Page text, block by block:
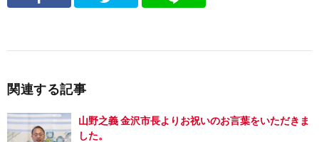
関連する記事
山野之義 金沢市長よりお祝いのお言葉をいただきま
した。